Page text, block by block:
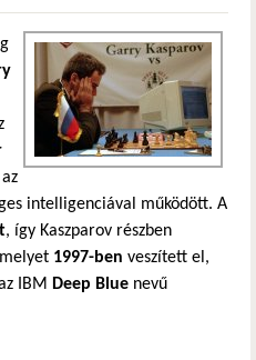
intelligenciával működött. A
, így Kaszparov részben
1997-ben veszített el,
IBM Deep Blue nevű